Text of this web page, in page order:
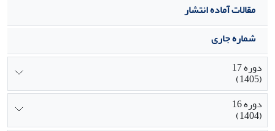
مقالات آماده انتشار
شماره جاری
دوره 17
(1405)
دوره 16
(1404)